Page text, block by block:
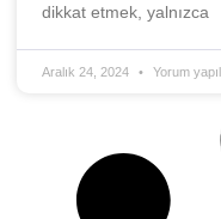
dikkat etmek, yalnızca
Aralık 24, 2024 Yorum